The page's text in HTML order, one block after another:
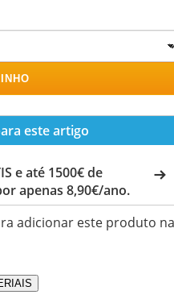
este artigo
e até 1500€ de
apenas 8,90€/ano.
adicionar este produto na